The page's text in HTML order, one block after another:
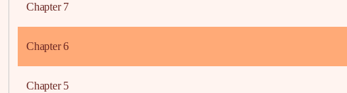
Chapter 7
Chapter 6
Chapter 5